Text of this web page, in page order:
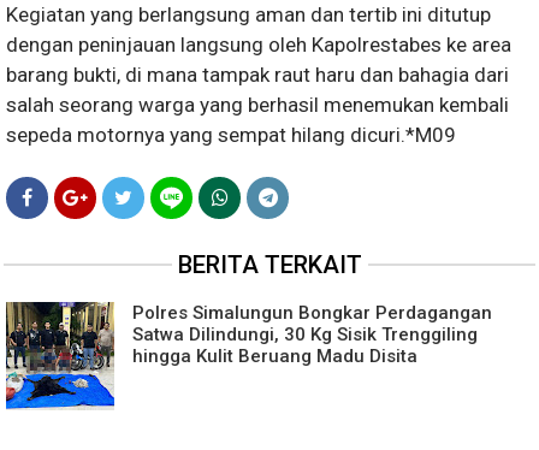
​Kegiatan yang berlangsung aman dan tertib ini ditutup
dengan peninjauan langsung oleh Kapolrestabes ke area
barang bukti, di mana tampak raut haru dan bahagia dari
salah seorang warga yang berhasil menemukan kembali
sepeda motornya yang sempat hilang dicuri.*M09
BERITA TERKAIT
Polres Simalungun Bongkar Perdagangan
Satwa Dilindungi, 30 Kg Sisik Trenggiling
hingga Kulit Beruang Madu Disita